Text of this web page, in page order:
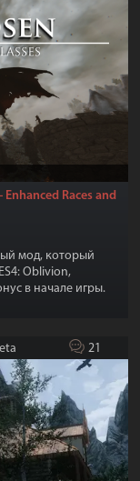
Races and
мод, который
Oblivion,
в начале игры.
21